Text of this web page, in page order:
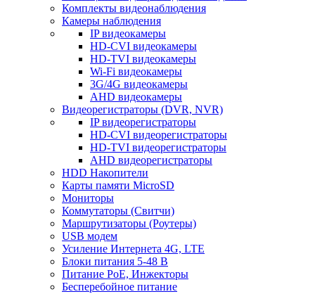
Комплекты видеонаблюдения
Камеры наблюдения
IP видеокамеры
HD-CVI видеокамеры
HD-TVI видеокамеры
Wi-Fi видеокамеры
3G/4G видеокамеры
AHD видеокамеры
Видеорегистраторы (DVR, NVR)
IP видеорегистраторы
HD-CVI видеорегистраторы
HD-TVI видеорегистраторы
AHD видеорегистраторы
HDD Накопители
Карты памяти MicroSD
Мониторы
Коммутаторы (Свитчи)
Маршрутизаторы (Роутеры)
USB модем
Усиление Интернета 4G, LTE
Блоки питания 5-48 В
Питание PoE, Инжекторы
Бесперебойное питание